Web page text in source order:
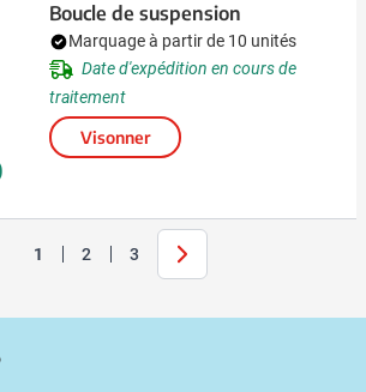
Boucle de suspension
Marquage à partir de 10 unités
Date d'expédition en cours de
traitement
Visonner
Vous lisez actuellement la page
1 Page
2 Page
3 Suivant